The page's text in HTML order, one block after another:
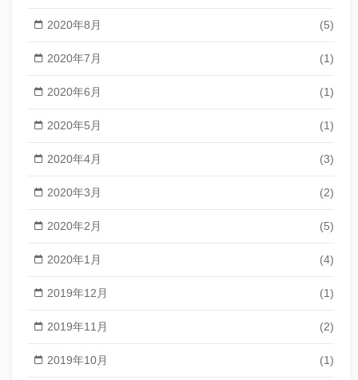
2020年8月 (5)
2020年7月 (1)
2020年6月 (1)
2020年5月 (1)
2020年4月 (3)
2020年3月 (2)
2020年2月 (5)
2020年1月 (4)
2019年12月 (1)
2019年11月 (2)
2019年10月 (1)